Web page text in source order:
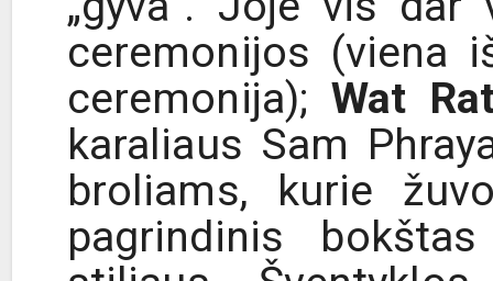
ceremonijos (viena
ceremonija);Wat
karaliaus Sam
broliams, kurie
pagrindinis